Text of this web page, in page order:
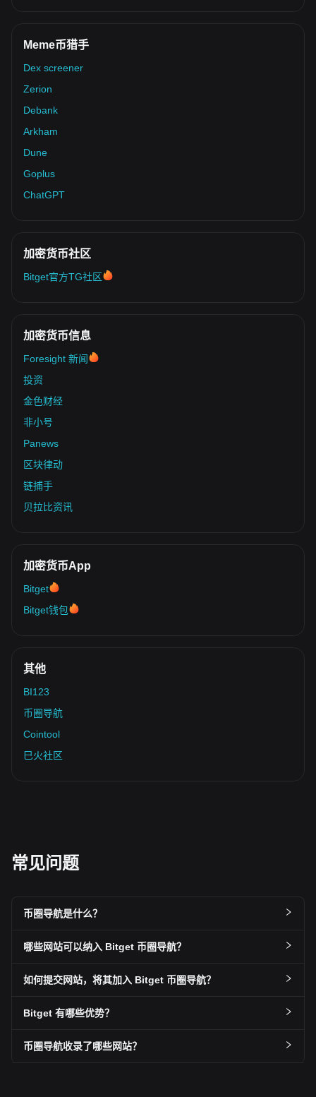
Meme币猎手
Dex screener
Zerion
Debank
Arkham
Dune
Goplus
ChatGPT
加密货币社区
Bitget官方TG社区
加密货币信息
Foresight 新闻
投资
金色财经
非小号
Panews
区块律动
链捕手
贝拉比资讯
加密货币App
Bitget
Bitget钱包
其他
BI123
币圈导航
Cointool
巳火社区
常见问题
币圈导航是什么？
哪些网站可以纳入 Bitget 币圈导航？
如何提交网站，将其加入 Bitget 币圈导航？
Bitget 有哪些优势？
币圈导航收录了哪些网站？